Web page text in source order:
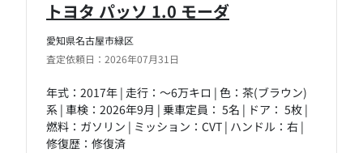
愛知県名古屋市緑区
査定依頼日：2026年07月31日
トヨタ パッソ 1.0 モーダ
年式：2017年 | 走行：～6万キロ | 色：茶(ブラウン)
系 | 車検：2026年9月 | 乗車定員： 5名 | ドア： 5枚 |
燃料：ガソリン | ミッション：CVT | ハンドル：右 |
修復歴：修復済